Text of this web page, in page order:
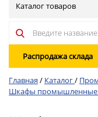
Каталог товаров
Распродажа склада
Главная / Каталог/
Шкафы промышленные